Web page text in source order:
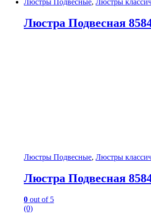
Люстры Подвесные, Люстры
Люстра Подвесная
Люстры Подвесные, Люстры
Люстра Подвесная
0 out of 5
(0)